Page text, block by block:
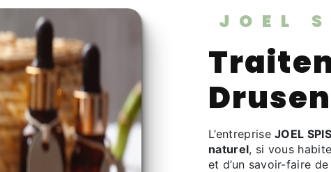
JOEL
Traitement naturel à
L’entrepriseJOEL
naturel, si vous
et d’un savoir-faire